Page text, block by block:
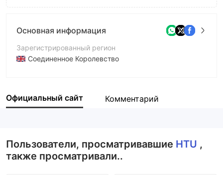
Основная информация
Зарегистрированный регион
Соединенное Королевство
Компания
Официальный сайт Комментарий
Пользователи, просматривавшие HTU ,
также просматривали..